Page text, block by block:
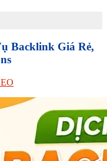
Backlink Giá Rẻ,